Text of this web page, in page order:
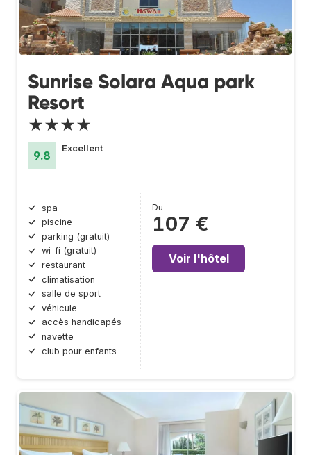
Sunrise Solara Aqua park
Resort
★★★★
9.8
Excellent
spa
piscine
parking (gratuit)
wi-fi (gratuit)
restaurant
climatisation
salle de sport
véhicule
accès handicapés
navette
club pour enfants
Du
107 €
Voir l'hôtel